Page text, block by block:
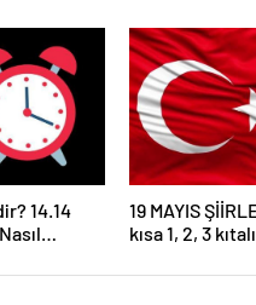
çorbası tarifi
14.14
19 MAYIS
kısa 1, 2, 3